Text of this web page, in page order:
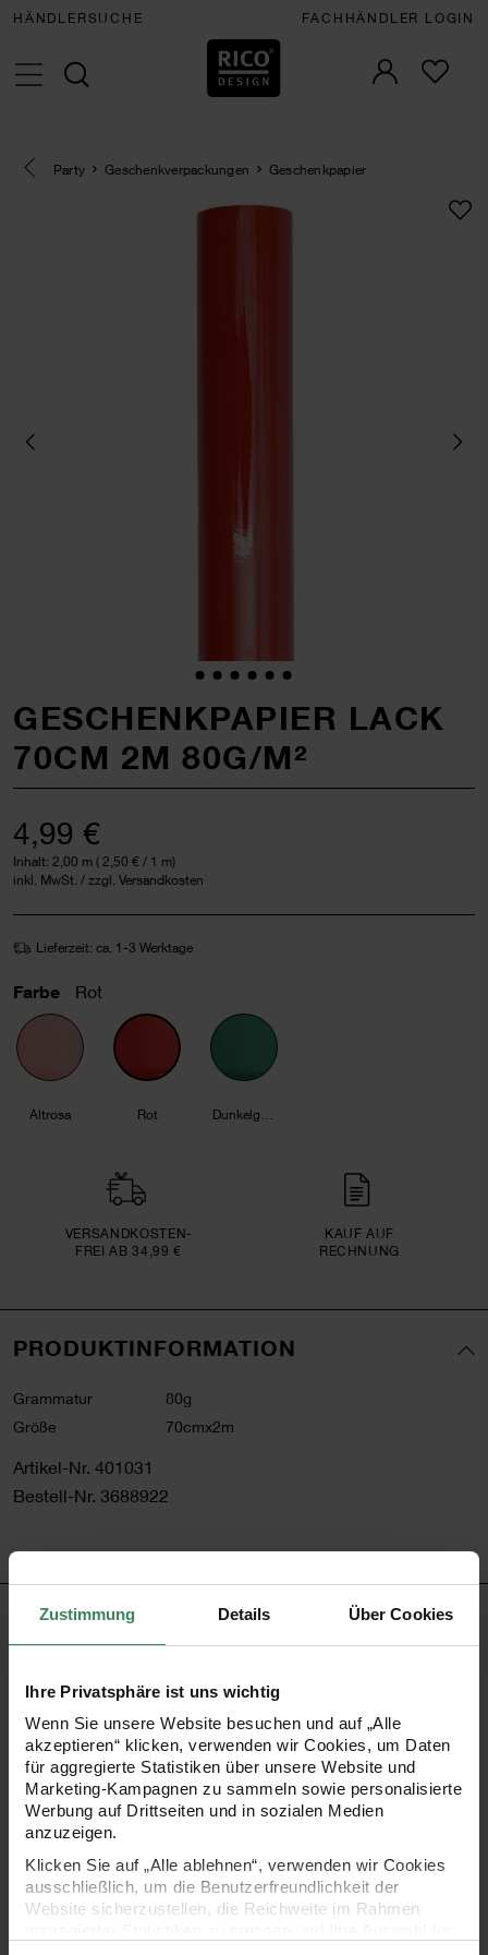
Zustimmung Details Über Cookies
Ihre Privatsphäre ist uns wichtig
Wenn Sie unsere Website besuchen und auf „Alle
akzeptieren“ klicken, verwenden wir Cookies, um Daten
für aggregierte Statistiken über unsere Website und
Marketing-Kampagnen zu sammeln sowie personalisierte
Werbung auf Drittseiten und in sozialen Medien
anzuzeigen.
Klicken Sie auf „Alle ablehnen“, verwenden wir Cookies
ausschließlich, um die Benutzerfreundlichkeit der
Website sicherzustellen, die Reichweite im Rahmen
HÄNDLERSUCHE FACHHÄNDLER LOGIN
Eine Kategorie zurück navigieren
Party Geschenkverpackungen Geschenkpapier
GESCHENKPAPIER LACK
70CM 2M 80G/M²
4,99 €
Inhalt: 2,00 m ( 2,50 € / 1 m)
inkl. MwSt. / zzgl. Versandkosten
Lieferzeit: ca. 1-3 Werktage
Farbe Rot
Altrosa Rot
VERSAND­KOSTEN­
FREI AB 34,99 €
KAUF AUF
RECHNUNG
PRODUKTINFORMATION
Grammatur
80g
Größe
70cmx2m
Artikel-Nr. 401031
Bestell-Nr. 3688922
PRODUKTBESCHREIBUNG
von 200 x 70 cm und einer Grammatur von 80 g/m² bietet
es ausreichend Material für stilvolle und hochwertige
Geschenkverpackungen. Der edle Lackeffekt verleiht dem
Papier eine glatte, glänzende Oberfläche, die jedem
Geschenk eine besondere Note verleiht. Dank seiner
stabilen Qualität eignet es sich perfekt für unterschiedliche
Verpackungstechniken und kreative Gestaltungen.